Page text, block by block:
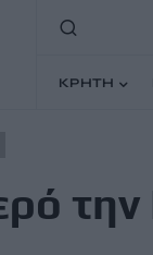
ΚΡΗΤΗ
νερό την Πέμπτη το